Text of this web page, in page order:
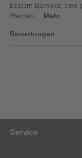
bestem Bambus, eine
Wachsb… Mehr
Bewertungen
Service